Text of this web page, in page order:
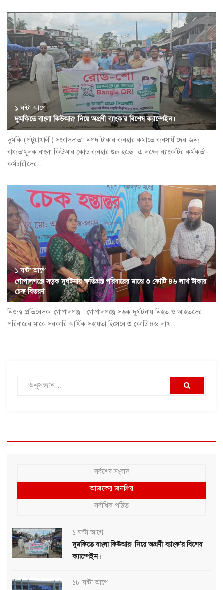
১ ঘন্টা আগে
দুমকিতে বাংলা কিউআর’ নিয়ে অগ্রণী ব্যাংক'র বিশেষ ক্যাম্পেইন।
দুমকি (পটুয়াখালী) সংবাদদাতা: নগদ টাকার ব্যবহার কমাতে ব্যবসায়ীদের জন‍্য
বাধ্যতামূলক বাংলা কিউআর কোড ব্যবহার শুরু হচ্ছে। এ লক্ষ্যে ব্যাংকটির কর্মকর্তা-
কর্মচারীদের...
১ ঘন্টা আগে
গোপালগঞ্জে সড়ক দুর্ঘটনায় ক্ষতিগ্রস্ত পরিবারের মাঝে ৩ কোটি ৪৬ লাখ টাকার
চেক বিতরণ
নিজস্ব প্রতিবেদক, গোপালগঞ্জ : গোপালগঞ্জে সড়ক দুর্ঘটনায় নিহত ও আহতদের
পরিবারের মাঝে সরকারি আর্থিক সহায়তা হিসেবে ৩ কোটি ৪৬ লাখ...
সর্বশেষ সংবাদ
আজকের জনপ্রিয়
সর্বাধিক পঠিত
১ ঘন্টা আগে
দুমকিতে বাংলা কিউআর’ নিয়ে অগ্রণী ব্যাংক'র বিশেষ
ক্যাম্পেইন।
১৮ ঘন্টা আগে